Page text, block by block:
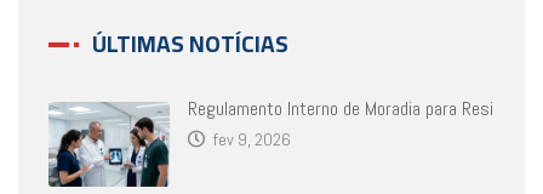
ÚLTIMAS NOTÍCIAS
Regulamento Interno de Moradia para Resi
fev 9, 2026